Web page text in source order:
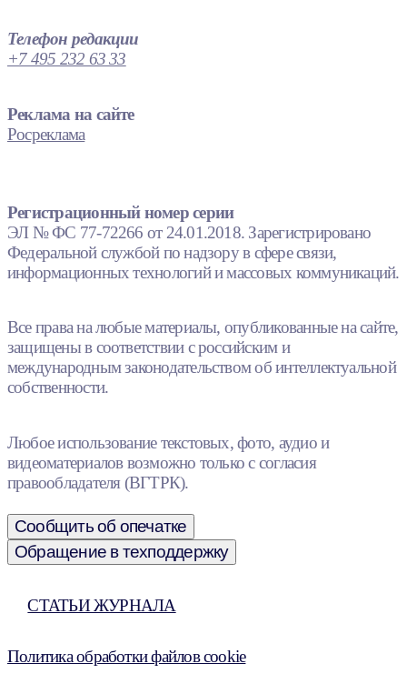
Телефон редакции
+7 495 232 63 33
Реклама на сайте
Росреклама
Регистрационный номер серии
ЭЛ № ФС 77-72266 от 24.01.2018. Зарегистрировано
Федеральной службой по надзору в сфере связи,
информационных технологий и массовых коммуникаций.
Все права на любые материалы, опубликованные на сайте,
защищены в соответствии с российским и
международным законодательством об интеллектуальной
собственности.
Любое использование текстовых, фото, аудио и
видеоматериалов возможно только с согласия
правообладателя (ВГТРК).
Сообщить об опечатке
Обращение в техподдержку
СТАТЬИ ЖУРНАЛА
Политика обработки файлов cookie